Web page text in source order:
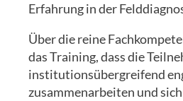
Erfahrung in der
Über die reine
das Training, dass die
institutionsübergreifend
zusammenarbeiten und